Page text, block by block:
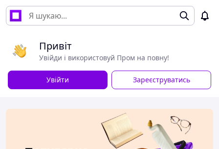
Привіт
Увійди і використовуй Пром на повну!
Увійти Зареєструватись